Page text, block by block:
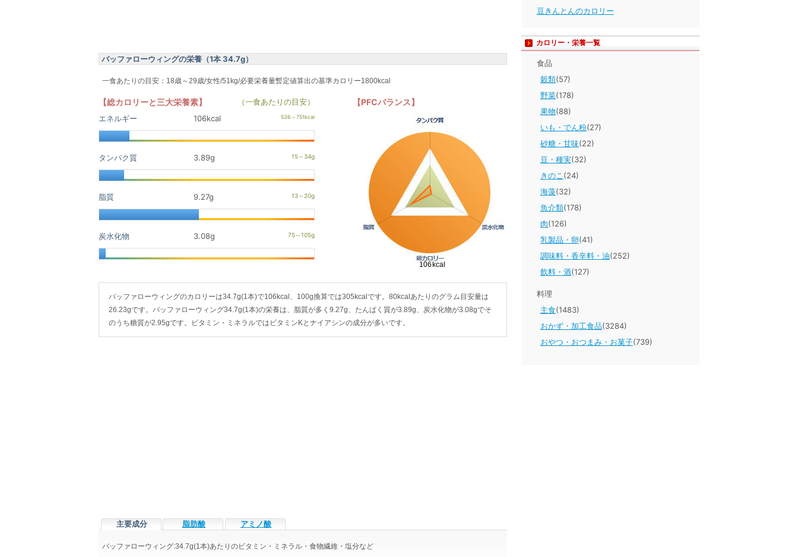
バッファローウィングの栄養（1本 34.7g）
一食あたりの目安：18歳～29歳/女性/51kg/必要栄養量暫定値算出の基準カロリー1800kcal
【総カロリーと三大栄養素】
（一食あたりの目安）
エネルギー
106kcal
タンパク質 3.89g
脂質 9.27g
炭水化物 3.08g
【PFCバランス】
バッファローウィングのカロリーは34.7g(1本)で106kcal、100g換算では305kcalです。80kcalあたりのグラム目安量は
26.23gです。バッファローウィング34.7g(1本)の栄養は、脂質が多く9.27g、たんぱく質が3.89g、炭水化物が3.08gでそ
のうち糖質が2.95gです。ビタミン・ミネラルではビタミンKとナイアシンの成分が多いです。
主要成分 脂肪酸 アミノ酸
バッファローウィング:34.7g(1本)あたりのビタミン・ミネラル・食物繊維・塩分など
豆きんとんのカロリー
カロリー・栄養一覧
食品
穀類(57)
野菜(178)
果物(88)
いも・でん粉(27)
砂糖・甘味(22)
豆・種実(32)
きのこ (24)
海藻(32)
魚介類(178)
肉(126)
乳製品・卵(41)
調味料・香辛料・油(252)
飲料・酒(127)
料理
主食(1483)
おかず・加工食品(3284)
おやつ・おつまみ・お菓子(739)